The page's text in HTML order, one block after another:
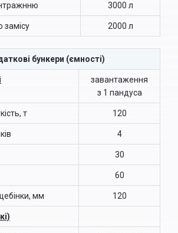
3000 л
замісу 2000 л
бункери (ємності)
завантаження
з 1 пандуса
т 120
4
30
60
мм 120